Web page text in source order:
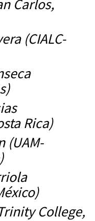
Carlos,
(CIALC-
Rica)
(UAM-
College,